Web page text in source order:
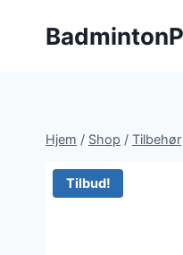
Hjem / Shop / Tilbehør
Tilbud!